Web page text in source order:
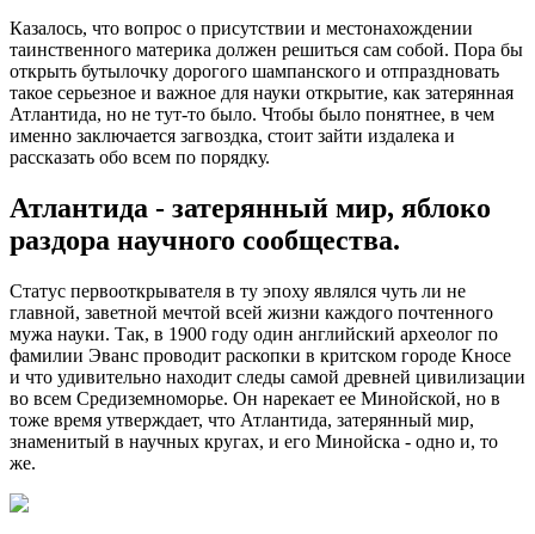
Казалось, что вопрос о присутствии и местонахождении
таинственного материка должен решиться сам собой. Пора бы
открыть бутылочку дорогого шампанского и отпраздновать
такое серьезное и важное для науки открытие, как затерянная
Атлантида, но не тут-то было. Чтобы было понятнее, в чем
именно заключается загвоздка, стоит зайти издалека и
рассказать обо всем по порядку.
Атлантида - затерянный мир, яблоко
раздора научного сообщества.
Статус первооткрывателя в ту эпоху являлся чуть ли не
главной, заветной мечтой всей жизни каждого почтенного
мужа науки. Так, в 1900 году один английский археолог по
фамилии Эванс проводит раскопки в критском городе Кносе
и что удивительно находит следы самой древней цивилизации
во всем Средиземноморье. Он нарекает ее Минойской, но в
тоже время утверждает, что Атлантида, затерянный мир,
знаменитый в научных кругах, и его Минойска - одно и, то
же.